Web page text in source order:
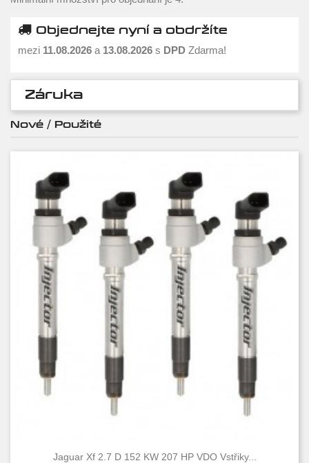
Objednejte nyní a obdržíte
mezi 11.08.2026 a 13.08.2026 s DPD Zdarma!
Záruka
Nové / Použité
Jaguar Xf 2.7 D 152 KW 207 HP VDO Vstřiky...